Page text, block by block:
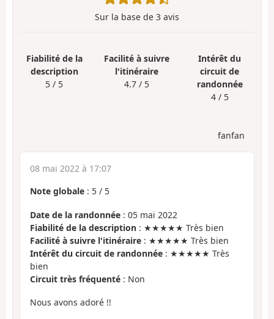
Sur la base de 3 avis
Fiabilité de la
description
5 / 5
Facilité à suivre
l'itinéraire
4.7 / 5
Intérêt du
circuit de
randonnée
4 / 5
fanfan
08 mai 2022 à 17:07
Note globale : 5 / 5
Date de la randonnée : 05 mai 2022
Fiabilité de la description : ★★★★★ Très bien
Facilité à suivre l'itinéraire : ★★★★★ Très bien
Intérêt du circuit de randonnée : ★★★★★ Très
bien
Circuit très fréquenté : Non
Nous avons adoré !!